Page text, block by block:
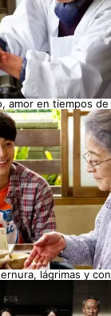
amor en tiempos
lágrimas y